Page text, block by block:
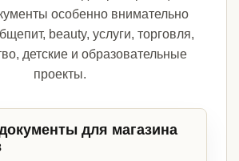
особенно внимательно
beauty, услуги, торговля,
детские и образовательные
проекты.
для магазина